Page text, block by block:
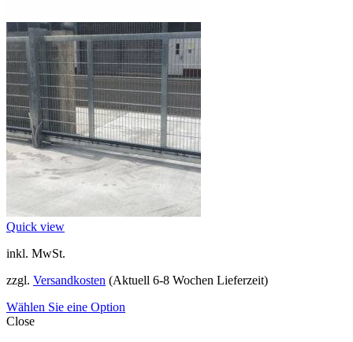
Quick view
inkl. MwSt.
zzgl. Versandkosten (Aktuell 6-8 Wochen Lieferzeit)
Wählen Sie eine Option
Close